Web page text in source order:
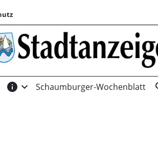
info expand_more Schaumburger-Wochenblatt